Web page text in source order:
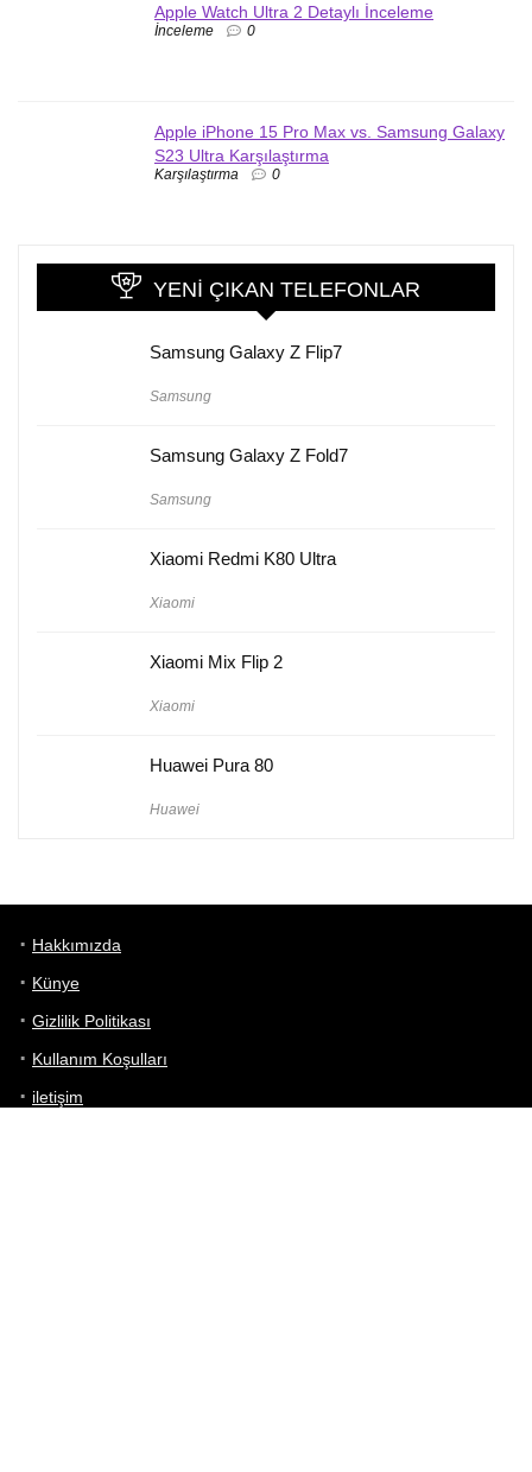
Apple Watch Ultra 2 Detaylı İnceleme
İnceleme 0
Apple iPhone 15 Pro Max vs. Samsung Galaxy
S23 Ultra Karşılaştırma
Karşılaştırma 0
YENI ÇIKAN TELEFONLAR
Samsung Galaxy Z Flip7
Samsung
Samsung Galaxy Z Fold7
Samsung
Xiaomi Redmi K80 Ultra
Xiaomi
Xiaomi Mix Flip 2
Xiaomi
Huawei Pura 80
Huawei
Hakkımızda
Künye
Gizlilik Politikası
Kullanım Koşulları
iletişim